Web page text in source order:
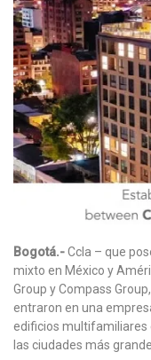
Bogotá.-Ccla – que
mixto en México y
Group y Compass
entraron en una
edificios multifamiliares
las ciudades más